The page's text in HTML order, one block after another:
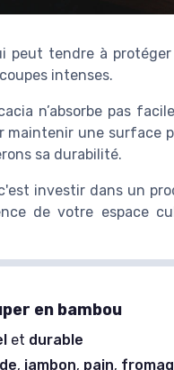
peut tendre à
intenses.
n’absorbe pas
une surface
sa durabilité.
investir dans un
de votre espace
en bambou
et durable
, jambon, pain,